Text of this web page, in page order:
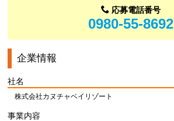
応募電話番号
0980-55-8692
企業情報
社名
株式会社カヌチャベイリゾート
事業内容